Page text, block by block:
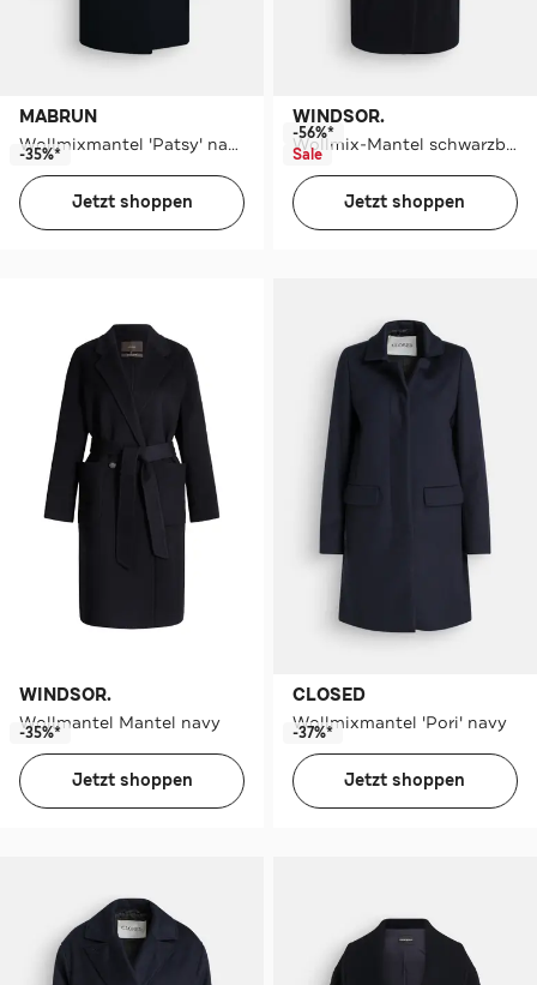
MABRUN
Wollmixmantel 'Patsy' nachtblau
-35%*
Jetzt shoppen
WINDSOR.
Wollmix-Mantel schwarzblau
-56%*
Sale
Jetzt shoppen
WINDSOR.
Wollmantel Mantel navy
-35%*
Jetzt shoppen
CLOSED
Wollmixmantel 'Pori' navy
-37%*
Jetzt shoppen